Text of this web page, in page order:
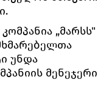
„მარსს"
უნდა
მენეჯერი